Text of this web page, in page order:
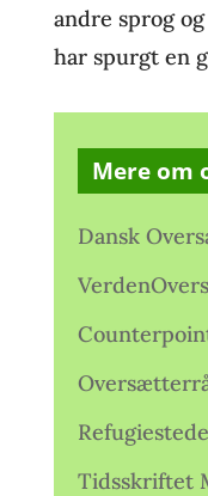
andre sprog
har spurgt en
Mere om
Dansk
Tidsskriftet